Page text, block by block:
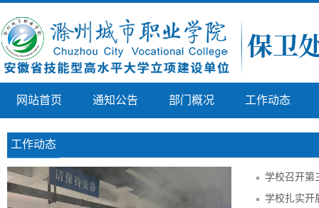
网站首页 通知公告 部门概况 工作动态
工作动态
学校召开第
学校扎实开